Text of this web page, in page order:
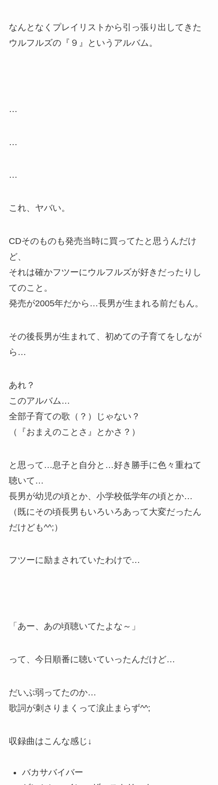
なんとなくプレイリストから引っ張り出してきた
ウルフルズの『９』というアルバム。
…
…
…
これ、ヤバい。
CDそのものも発売当時に買ってたと思うんだけ
ど、
それは確かフツーにウルフルズが好きだったりし
てのこと。
発売が2005年だから…長男が生まれる前だもん。
その後長男が生まれて、初めての子育てをしなが
ら…
あれ？
このアルバム…
全部子育ての歌（？）じゃない？
（『おまえのことさ』とかさ？）
と思って…息子と自分と…好き勝手に色々重ねて
聴いて…
長男が幼児の頃とか、小学校低学年の頃とか…
（既にその頃長男もいろいろあって大変だったん
だけども^^;）
フツーに励まされていたわけで…
「あー、あの頃聴いてたよな～」
って、今日順番に聴いていったんだけど…
だいぶ弱ってたのか…
歌詞が刺さりまくって涙止まらず^^;
収録曲はこんな感じ↓
バカサバイバー